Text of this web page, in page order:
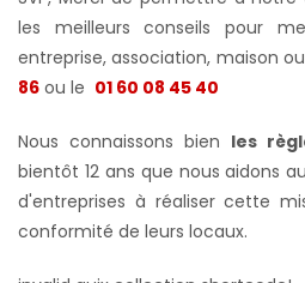
les meilleurs conseils pour
entreprise, association, maison
86 ou le 01 60 08 45 40
Nous connaissons bien les
bientôt 12 ans que nous aidons
d'entreprises à réaliser cette
conformité de leurs locaux.